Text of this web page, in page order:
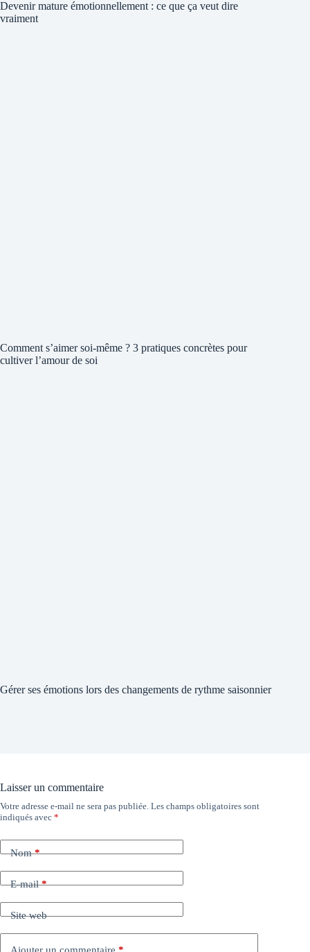
Devenir mature émotionnellement : ce que ça veut dire
vraiment
Comment s’aimer soi-même ? 3 pratiques concrètes pour
cultiver l’amour de soi
Gérer ses émotions lors des changements de rythme saisonnier
Laisser un commentaire
Votre adresse e-mail ne sera pas publiée. Les champs obligatoires sont
indiqués avec *
Nom*
E-mail*
Site web